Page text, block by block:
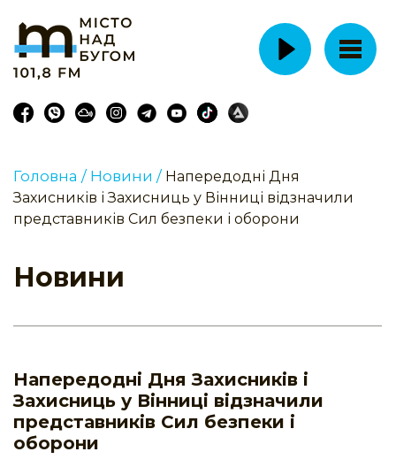
Головна / Новини / Напередодні Дня
Захисників і Захисниць у Вінниці відзначили
представників Сил безпеки і оборони
Новини
Напередодні Дня Захисників і
Захисниць у Вінниці відзначили
представників Сил безпеки і
оборони